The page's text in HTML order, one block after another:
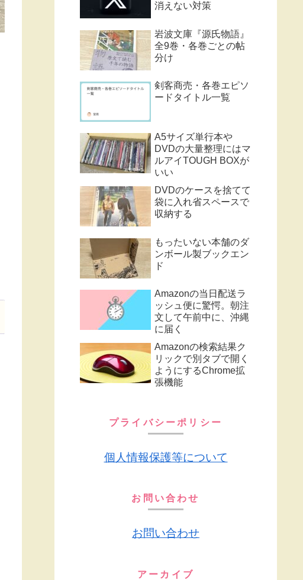
消えない対策
岩波文庫『源氏物語』
全9巻・各巻ごとの帖
分け
剣客商売・各巻エピソ
ードタイトル一覧
A5サイズ単行本や
DVDの大量整理にはマ
ルアイTOUGH BOXが
いい
DVDのケースを捨てて
袋に入れ省スペースで
収納する
もったいない本舗のダ
ンボール製ブックエン
ド
Amazonの当日配送ラ
ッシュ便に驚愕。朝注
文して午前中に、沖縄
に届く
Amazonの検索結果ク
リックで別タブで開く
ようにするChrome拡
張機能
プライバシーポリシー
個人情報保護等について
お問い合わせ
お問い合わせ
アーカイブ